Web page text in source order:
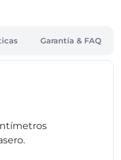
Garantía & FAQ